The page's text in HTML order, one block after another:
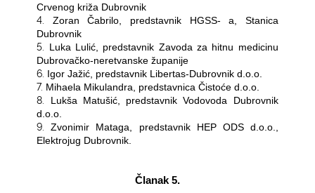
Crvenog križa Dubrovnik
4. Zoran Čabrilo,
predstavnik HGSS- a, Stanica
Dubrovnik
5.
Luka Lulić, predstavnik Zavoda za hitnu medicinu
Dubrovačko-neretvanske županije
6. Igor Jažić, predstavnik Libertas-Dubrovnik d.o.o.
7. Mihaela Mikulandra, predstavnica Čistoće d.o.o.
8.
Lukša Matušić, predstavnik Vodovoda Dubrovnik
d.o.o.
9. Zvonimir Mataga, predstavnik HEP ODS d.o.o.,
Elektrojug Dubrovnik.
Članak 5.